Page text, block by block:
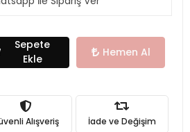
Sepete
Ekle
Hemen Al
Alışveriş İade ve Değişim